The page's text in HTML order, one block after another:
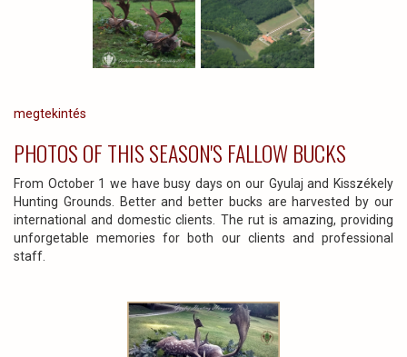
megtekintés
PHOTOS OF THIS SEASON'S FALLOW BUCKS
From October 1 we have busy days on our Gyulaj and Kisszékely
Hunting Grounds. Better and better bucks are harvested by our
international and domestic clients. The rut is amazing, providing
unforgetable memories for both our clients and professional
staff.